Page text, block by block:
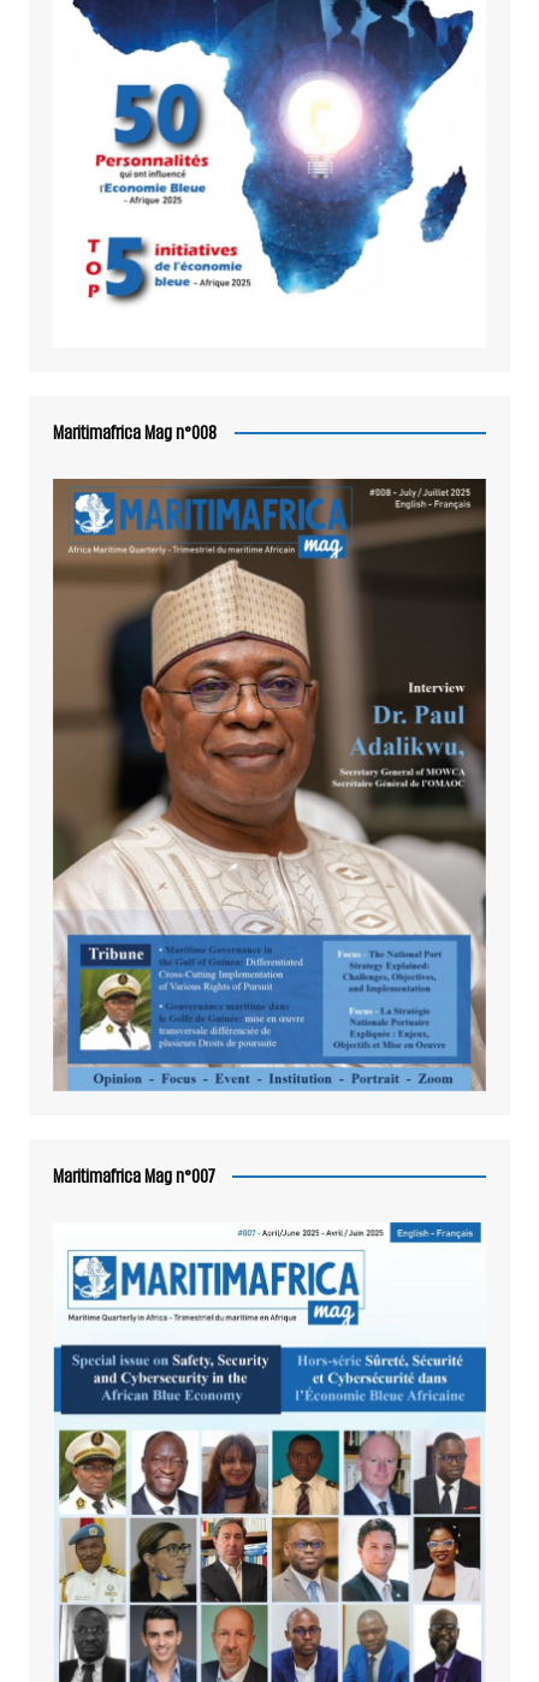
Maritimafrica Mag n°008
Maritimafrica Mag n°007